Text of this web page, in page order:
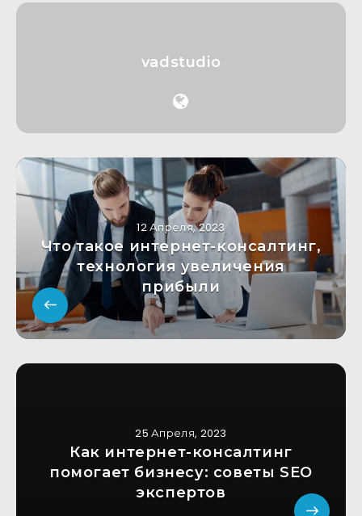
vadstudio
12 Апреля, 2023
Что такое интернет-консалтинг,
технология увеличения
прибыли
25 Апреля, 2023
Как интернет-консалтинг
помогает бизнесу: советы SEO
экспертов